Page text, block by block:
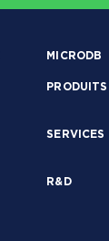
MICRODB
PRODUITS
SERVICES
R&D